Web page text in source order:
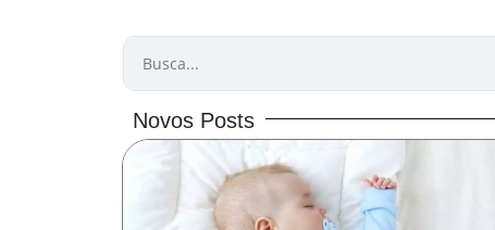
PESQUISAR
Novos Posts